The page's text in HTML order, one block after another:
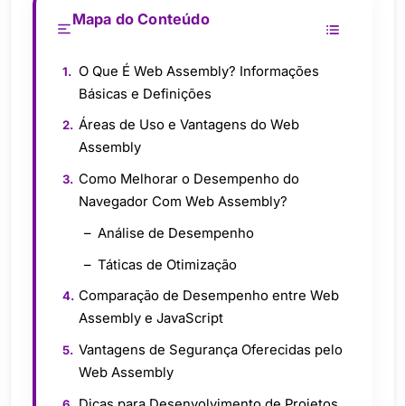
Mapa do Conteúdo
O Que É Web Assembly? Informações
Básicas e Definições
Áreas de Uso e Vantagens do Web
Assembly
Como Melhorar o Desempenho do
Navegador Com Web Assembly?
Análise de Desempenho
Táticas de Otimização
Comparação de Desempenho entre Web
Assembly e JavaScript
Vantagens de Segurança Oferecidas pelo
Web Assembly